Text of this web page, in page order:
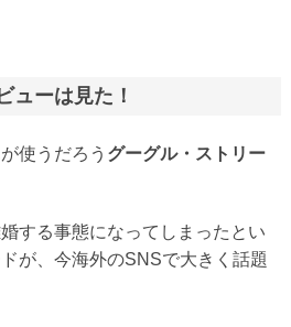
ューは見た！
使うだろう グーグル・ストリー
する事態になってしまったとい
が、今海外のSNSで大きく話題